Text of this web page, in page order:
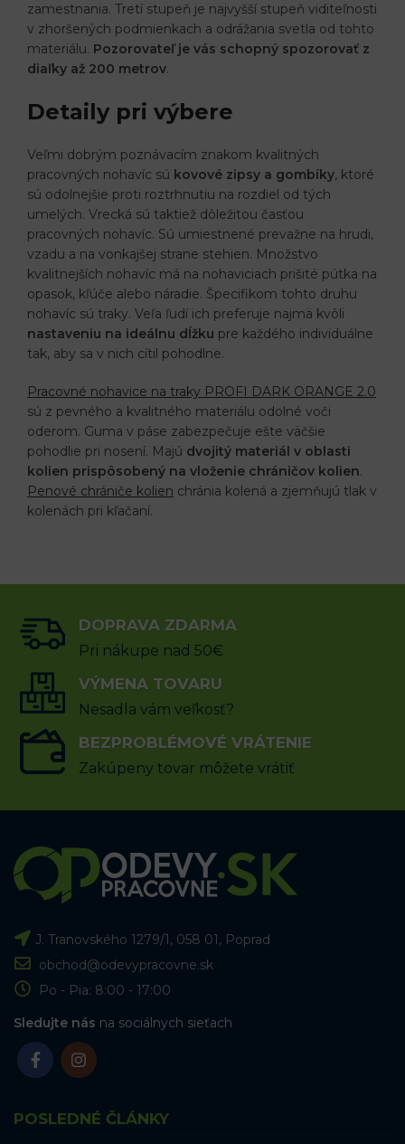
zamestnania. Tretí stupeň je najvyšší stupeň viditeľnosti
v zhoršených podmienkach a odrážania svetla od tohto
materiálu. Pozorovateľ je vás schopný spozorovať z
diaľky až 200 metrov.
Detaily pri výbere
Veľmi dobrým poznávacím znakom kvalitných
pracovných nohavíc sú kovové zipsy a gombíky, ktoré
sú odolnejšie proti roztrhnutiu na rozdiel od tých
umelých. Vrecká sú taktiež dôležitou časťou
pracovných nohavíc. Sú umiestnené prevažne na hrudi,
vzadu a na vonkajšej strane stehien. Množstvo
kvalitnejších nohavíc má na nohaviciach prišité pútka na
opasok, kľúče alebo náradie. Špecifikom tohto druhu
nohavíc sú traky. Veľa ľudí ich preferuje najmä kvôli
nastaveniu na ideálnu dĺžku pre každého individuálne
tak, aby sa v nich cítil pohodlne.
Pracovné nohavice na traky PROFI DARK ORANGE 2.0
sú z pevného a kvalitného materiálu odolné voči
oderom. Guma v páse zabezpečuje ešte väčšie
pohodlie pri nosení. Majú dvojitý materiál v oblasti
kolien prispôsobený na vloženie chráničov kolien.
Penové chrániče kolien chránia kolená a zjemňujú tlak v
kolenách pri kľačaní.
DOPRAVA ZDARMA
Pri nákupe nad 50€
VÝMENA TOVARU
Nesadla vám veľkosť?
BEZPROBLÉMOVÉ VRÁTENIE
Zakúpeny tovar môžete vrátiť
J. Tranovského 1279/1, 058 01, Poprad
obchod@odevypracovne.sk
Po - Pia: 8:00 - 17:00
Sledujte nás na sociálnych sieťach
POSLEDNÉ ČLÁNKY